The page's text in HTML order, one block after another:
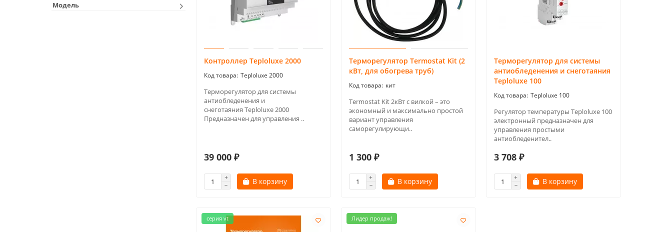
Модель
Контроллер Teploluxe 2000
Teploluxe 2000
Терморегулятор для системы
антиобледенения и
снеготаяния Teploluxe 2000
Предназначен для управления ..
39 000 ₽
В корзину
Терморегулятор Termostat Kit (2
кВт, для обогрева труб)
кит
Termostat Kit 2кВт с вилкой – это
экономный и максимально простой
вариант управления
саморегулирующи..
1 300 ₽
В корзину
Терморегулятор для системы
антиобледенения и снеготаяния
Teploluxe 100
Teploluxe 100
Регулятор температуры Teploluxe 100
электронный предназначен для
управления простыми
антиобледенител..
3 708 ₽
В корзину
серия vt Лидер продаж!